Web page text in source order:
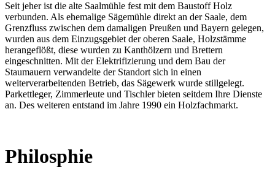
Seit jeher ist die alte Saalmühle fest mit dem Baustoff Holz
verbunden. Als ehemalige Sägemühle direkt an der Saale, dem
Grenzfluss zwischen dem damaligen Preußen und Bayern gelegen,
wurden aus dem Einzugsgebiet der oberen Saale, Holzstämme
herangeflößt, diese wurden zu Kanthölzern und Brettern
eingeschnitten. Mit der Elektrifizierung und dem Bau der
Staumauern verwandelte der Standort sich in einen
weiterverarbeitenden Betrieb, das Sägewerk wurde stillgelegt.
Parkettleger, Zimmerleute und Tischler bieten seitdem Ihre Dienste
an. Des weiteren entstand im Jahre 1990 ein Holzfachmarkt.
Philosphie